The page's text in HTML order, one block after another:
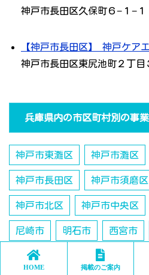
神戸市長田区久保町６−１−１
【神戸市長田区】 神戸ケア
神戸市長田区東尻池町２丁目
兵庫県内の市区町村別の事
神戸市東灘区 神戸市灘区
神戸市長田区 神戸市須磨区
神戸市北区 神戸市中央区
尼崎市 明石市 西宮市
伊丹市
HOME 掲載のご案内